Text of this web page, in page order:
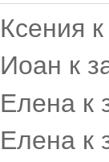
Ксения
Иоан к
Елена к
Елена к